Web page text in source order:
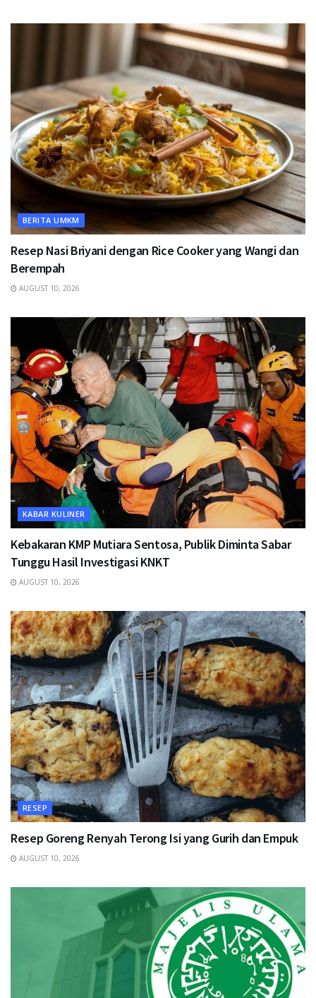
BERITA UMKM
Resep Nasi Briyani dengan Rice Cooker yang Wangi dan
Berempah
AUGUST 10, 2026
KABAR KULINER
Kebakaran KMP Mutiara Sentosa, Publik Diminta Sabar
Tunggu Hasil Investigasi KNKT
AUGUST 10, 2026
RESEP
Resep Goreng Renyah Terong Isi yang Gurih dan Empuk
AUGUST 10, 2026